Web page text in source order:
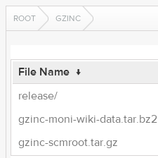
ROOT GZINC
File Name ↓
release/
gzinc-moni-wiki-data.tar.bz2
gzinc-scmroot.tar.gz